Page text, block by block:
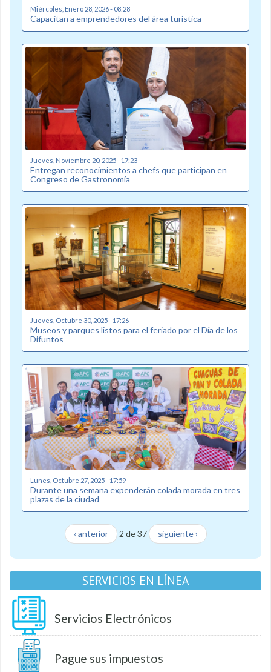
Miércoles, Enero 28, 2026 - 08:28
Capacitan a emprendedores del área turística
Jueves, Noviembre 20, 2025 - 17:23
Entregan reconocimientos a chefs que participan en
Congreso de Gastronomía
Jueves, Octubre 30, 2025 - 17:26
Museos y parques listos para el feriado por el Día de los
Difuntos
Lunes, Octubre 27, 2025 - 17:59
Durante una semana expenderán colada morada en tres
plazas de la ciudad
‹ anterior 2 de 37 siguiente ›
SERVICIOS EN LÍNEA
Servicios Electrónicos
Pague sus impuestos